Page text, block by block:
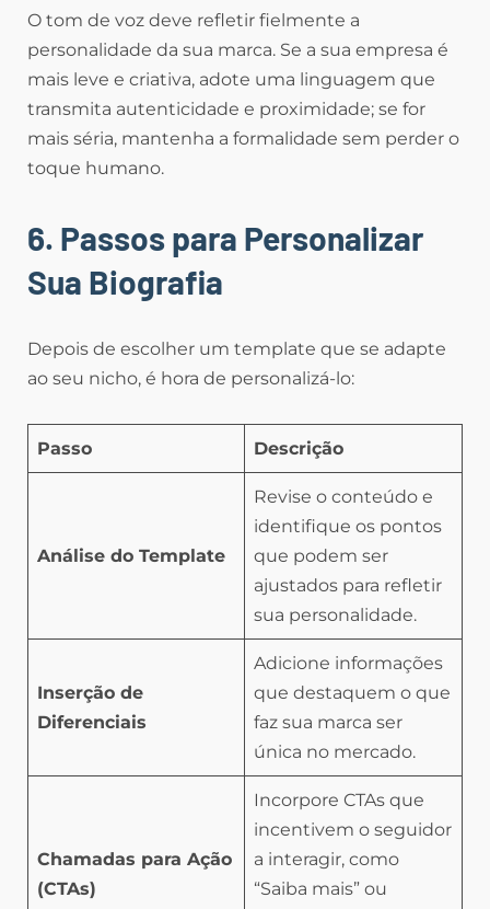
O tom de voz deve refletir fielmente a
personalidade da sua marca. Se a sua empresa é
mais leve e criativa, adote uma linguagem que
transmita autenticidade e proximidade; se for
mais séria, mantenha a formalidade sem perder o
toque humano.
6. Passos para Personalizar
Sua Biografia
Depois de escolher um template que se adapte
ao seu nicho, é hora de personalizá-lo:
Passo Descrição
Análise do Template
Revise o conteúdo e
identifique os pontos
que podem ser
ajustados para refletir
sua personalidade.
Inserção de
Diferenciais
Adicione informações
que destaquem o que
faz sua marca ser
única no mercado.
Chamadas para Ação
(CTAs)
Incorpore CTAs que
incentivem o seguidor
a interagir, como
“Saiba mais” ou